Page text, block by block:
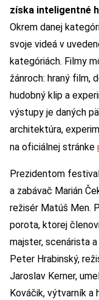
získa inteligentné
Okrem danej
svoje videá v
kategóriách. Filmy
žánroch: hraný film,
hudobný klip a
výstupy je daných
architektúra,
na oficiálnej stránke
Prezidentom
a zabávač Marián
režisér Matúš Men.
porota, ktorej
majster, scenárista
Peter Hrabinský,
Jaroslav Kerner,
Kováčik, výtvarník a